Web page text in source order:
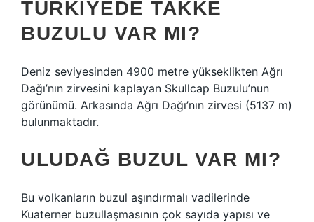
TÜRKIYEDE TAKKE
BUZULU VAR MI?
Deniz seviyesinden 4900 metre yükseklikten Ağrı
Dağı’nın zirvesini kaplayan Skullcap Buzulu’nun
görünümü. Arkasında Ağrı Dağı’nın zirvesi (5137 m)
bulunmaktadır.
ULUDAĞ BUZUL VAR MI?
Bu volkanların buzul aşındırmalı vadilerinde
Kuaterner buzullaşmasının çok sayıda yapısı ve